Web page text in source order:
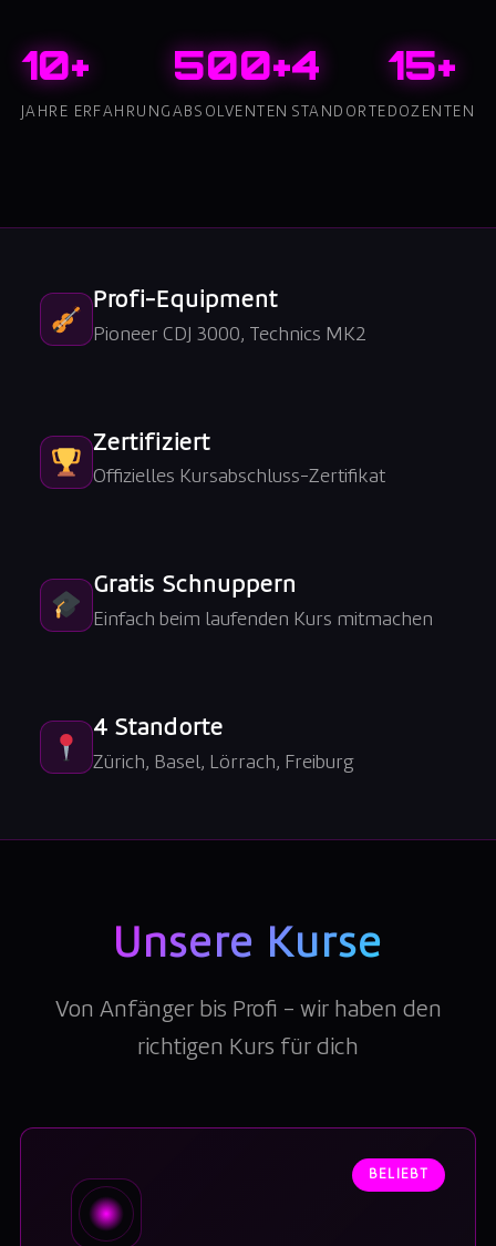
10+
JAHRE ERFAHRUNG
500+
ABSOLVENTEN
4
STANDORTE
15+
DOZENTEN
Profi-Equipment
Pioneer CDJ 3000, Technics MK2
Zertifiziert
Offizielles Kursabschluss-Zertifikat
Gratis Schnuppern
Einfach beim laufenden Kurs mitmachen
4 Standorte
Zürich, Basel, Lörrach, Freiburg
Unsere Kurse
Von Anfänger bis Profi – wir haben den
richtigen Kurs für dich
BELIEBT